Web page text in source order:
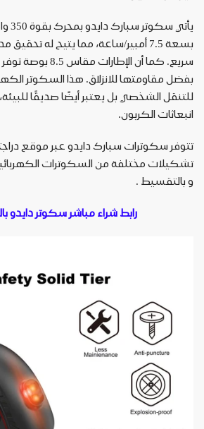
بسعة 7.5 أمبير/ساعة، مما يتيح له
سريع. كما أن
بفضل مقاومتها للانزلاق. هذا السكوتر
للتنقل الشخصي بل يعتبر أيضًا صديقًا
انبعاثات الكربون.
تتوفر سكوترات سبارك دايدو عبر موقع
تشكيلات مختلفة من السكوترات
و بالتقسيط .
رابط شراء مباشر سكوتر دايدو